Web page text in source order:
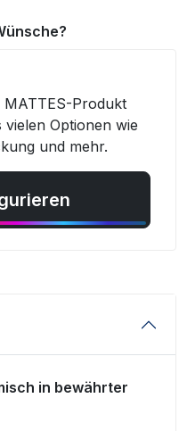
MATTES-Produkt
Optionen wie
und mehr.
in bewährter